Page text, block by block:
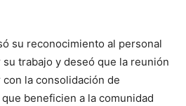
su reconocimiento al personal
trabajo y deseó que la reunión
la consolidación de
beneficien a la comunidad